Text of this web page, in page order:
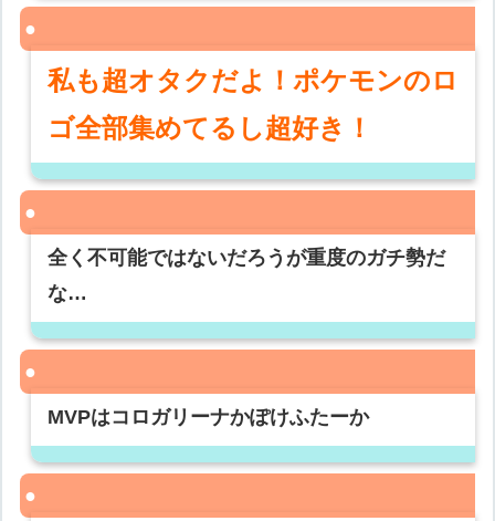
私も超オタクだよ！ポケモンのロ
ゴ全部集めてるし超好き！
全く不可能ではないだろうが重度のガチ勢だ
な…
MVPはコロガリーナかぽけふたーか